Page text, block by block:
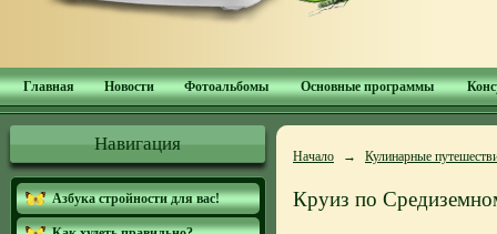
Главная Новости Фотоальбомы Основные программы
Навигация
Азбука стройности для вас!
Начало → Кулинарные
Круиз по